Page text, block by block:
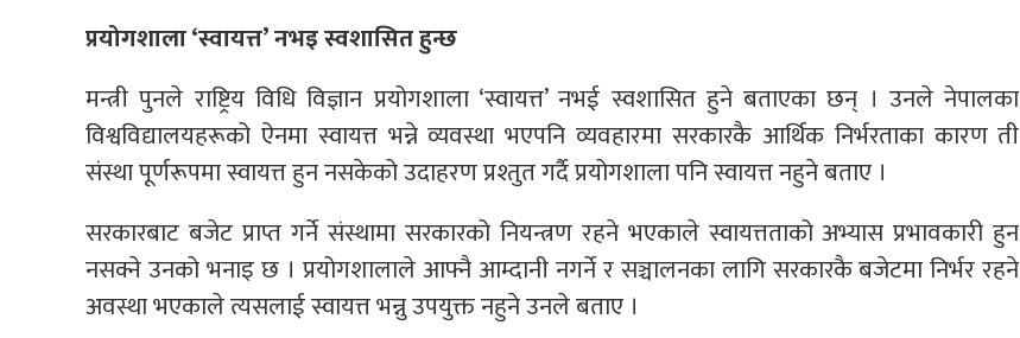
प्रयोगशाला ‘स्वायत्त’ नभइ स्वशासित हुन्छ
मन्त्री पुनले राष्ट्रिय विधि विज्ञान प्रयोगशाला ‘स्वायत्त’ नभई स्वशासित हुने बताएका छन् । उनले नेपालका
विश्वविद्यालयहरूको ऐनमा स्वायत्त भन्ने व्यवस्था भएपनि व्यवहारमा सरकारकै आर्थिक निर्भरताका कारण ती
संस्था पूर्णरूपमा स्वायत्त हुन नसकेको उदाहरण प्रश्तुत गर्दै प्रयोगशाला पनि स्वायत्त नहुने बताए ।
सरकारबाट बजेट प्राप्त गर्ने संस्थामा सरकारको नियन्त्रण रहने भएकाले स्वायत्तताको अभ्यास प्रभावकारी हुन
नसक्ने उनको भनाइ छ । प्रयोगशालाले आफ्नै आम्दानी नगर्ने र सञ्चालनका लागि सरकारकै बजेटमा निर्भर रहने
अवस्था भएकाले त्यसलाई स्वायत्त भन्नु उपयुक्त नहुने उनले बताए ।